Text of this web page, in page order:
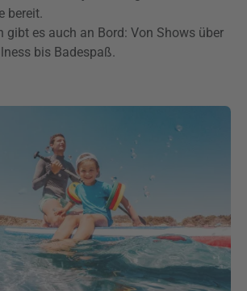
bereit.
gibt es auch an Bord: Von Shows über
bis Badespaß.